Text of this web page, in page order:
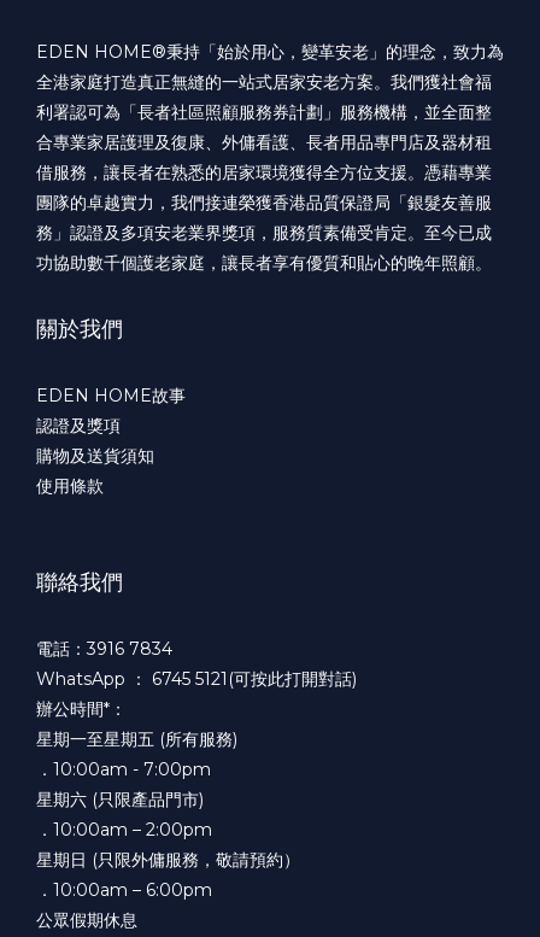
EDEN HOME®️秉持「始於用心，變革安老」的理念，致力為
全港家庭打造真正無縫的一站式居家安老方案。我們獲社會福
利署認可為「長者社區照顧服務券計劃」服務機構，並全面整
合專業家居護理及復康、外傭看護、長者用品專門店及器材租
借服務，讓長者在熟悉的居家環境獲得全方位支援。憑藉專業
團隊的卓越實力，我們接連榮獲香港品質保證局「銀髮友善服
務」認證及多項安老業界獎項，服務質素備受肯定。至今已成
功協助數千個護老家庭，讓長者享有優質和貼心的晚年照顧。
關於我們
EDEN HOME故事
認證及獎項
購物及送貨須知
使用條款
聯絡我們
電話：3916 7834
WhatsApp ： 6745 5121(可按此打開對話)
辦公時間*：
星期一至星期五 (所有服務)
．10:00am - 7:00pm
星期六 (只限產品門市)
．10:00am – 2:00pm
星期日 (只限外傭服務，敬請預約）
．10:00am – 6:00pm
公眾假期休息